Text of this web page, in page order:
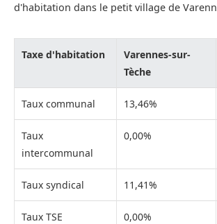
d'habitation dans le petit village de
Taxe d'habitation
Varennes-sur-
Tèche
Taux communal 13,46%
Taux
intercommunal
0,00%
Taux syndical 11,41%
Taux TSE 0,00%